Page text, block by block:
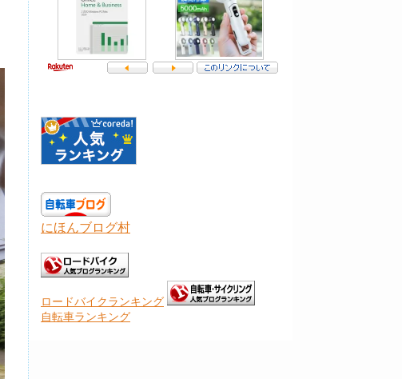
にほんブログ村
ロードバイクランキング
自転車ランキング